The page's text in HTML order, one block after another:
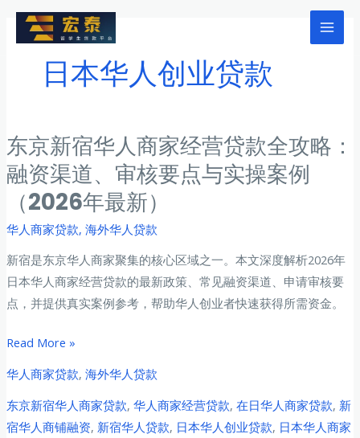
Main
日本华人创业贷款
东京新宿华人商家经营贷款全攻略：
融资渠道、审核要点与实操案例
（2026年最新）
华人商家贷款, 海外华人贷款
新宿是东京华人商家聚集的核心区域之一。本文深度解析2026年
日本华人商家经营贷款的最新政策、常见融资渠道、申请审核要
点，并提供真实案例参考，帮助华人创业者快速获得所需资金。
东
新
宿
华
Read More »
华人商家贷款, 海外华人贷款
东京新宿华人商家贷款, 华人商家经营贷款, 在日华人商家贷款, 新
宿华人商铺融资, 新宿华人贷款, 日本华人创业贷款, 日本华人商家